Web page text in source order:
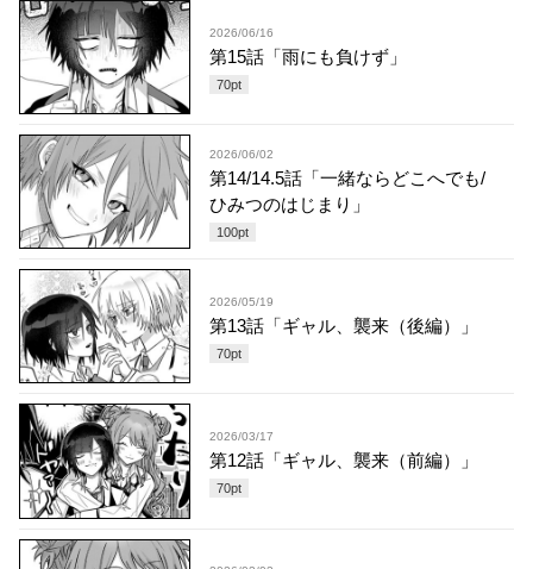
2026/06/16
第15話「雨にも負けず」
70pt
2026/06/02
第14/14.5話「一緒ならどこへでも/
ひみつのはじまり」
100pt
2026/05/19
第13話「ギャル、襲来（後編）」
70pt
2026/03/17
第12話「ギャル、襲来（前編）」
70pt